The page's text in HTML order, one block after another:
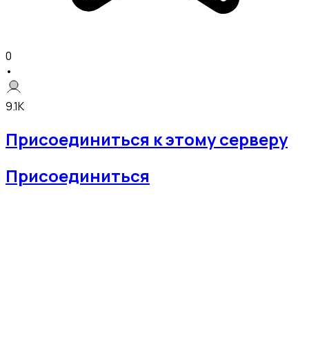
0
•
9.1K
Присоединиться к этому серверу
Присоединиться